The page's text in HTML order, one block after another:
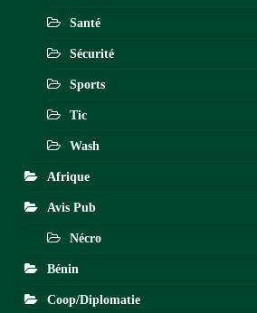
Santé
Sécurité
Sports
Tic
Wash
Afrique
Avis Pub
Nécro
Bénin
Coop/Diplomatie